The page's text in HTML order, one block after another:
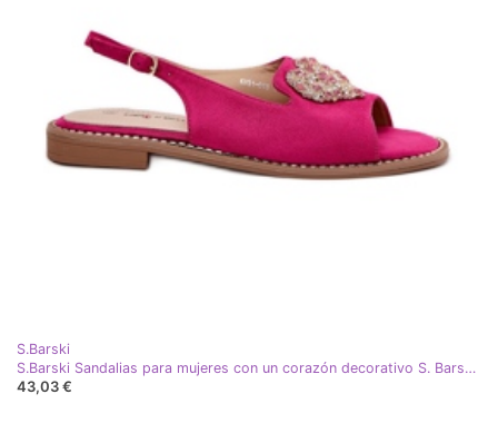
S.Barski
S.Barski Sandalias para mujeres con un corazón decorativo S. Barski KV27-018 Fuksja rosa
43,03 €